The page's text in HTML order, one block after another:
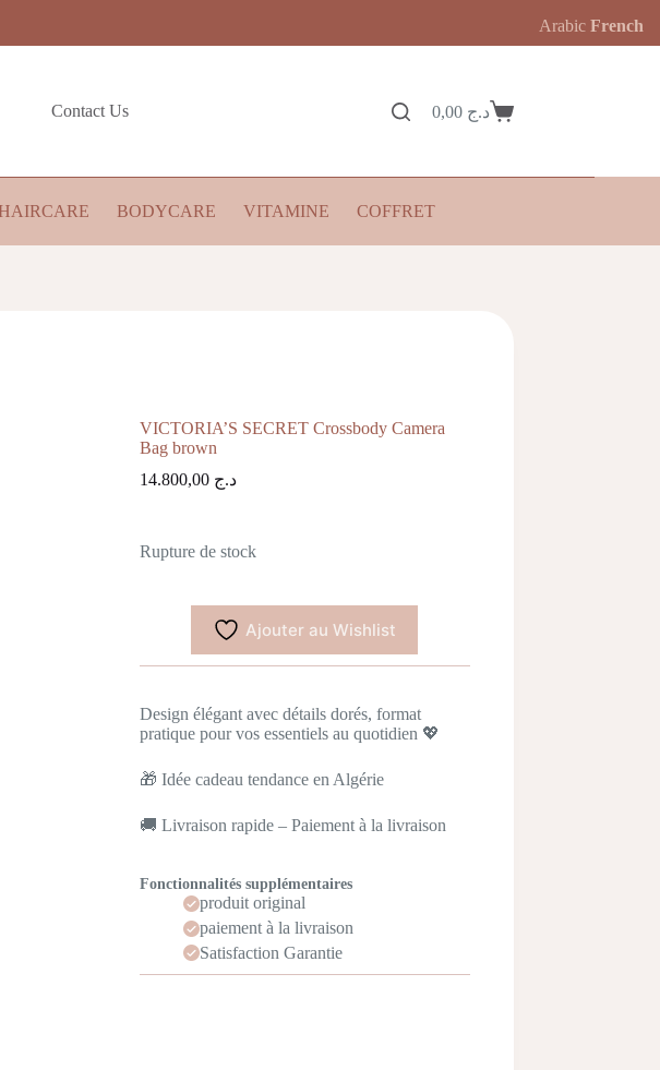
Contact Us
Panierد.ج 0,00
BODYCARE VITAMINE COFFRET
VICTORIA’S SECRET Crossbody Camera
Bag brown
د.ج 14.800,00
Rupture de stock
Ajouter au Wishlist
Design élégant avec détails dorés, format
pratique pour vos essentiels au quotidien 💖
🎁 Idée cadeau tendance en Algérie
🚚 Livraison rapide – Paiement à la livraison
Fonctionnalités supplémentaires
produit original
paiement à la livraison
Satisfaction Garantie
Arabic French